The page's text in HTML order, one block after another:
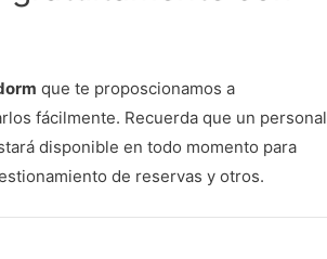
que te proposcionamos a
fácilmente. Recuerda que un personal
disponible en todo momento para
de reservas y otros.